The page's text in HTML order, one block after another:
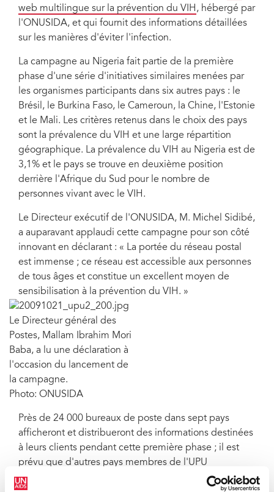
web multilingue sur la prévention du VIH , hébergé par
l'ONUSIDA, et qui fournit des informations détaillées
sur les manières d'éviter l'infection.
La campagne au Nigeria fait partie de la première
phase d'une série d'initiatives similaires menées par
les organismes participants dans six autres pays : le
Brésil, le Burkina Faso, le Cameroun, la Chine, l'Estonie
et le Mali. Les critères retenus dans le choix des pays
sont la prévalence du VIH et une large répartition
géographique. La prévalence du VIH au Nigeria est de
3,1% et le pays se trouve en deuxième position
derrière l'Afrique du Sud pour le nombre de
personnes vivant avec le VIH.
Le Directeur exécutif de l'ONUSIDA, M. Michel Sidibé,
a auparavant applaudi cette campagne pour son côté
innovant en déclarant : « La portée du réseau postal
est immense ; ce réseau est accessible aux personnes
de tous âges et constitue un excellent moyen de
sensibilisation à la prévention du VIH. »
Le Directeur général des
Postes, Mallam Ibrahim Mori
Baba, a lu une déclaration à
l'occasion du lancement de
la campagne.
Photo: ONUSIDA
Près de 24 000 bureaux de poste dans sept pays
afficheront et distribueront des informations destinées
à leurs clients pendant cette première phase ; il est
prévu que d'autres pays membres de l'UPU
participent plus tard à cette campagne. Pour la